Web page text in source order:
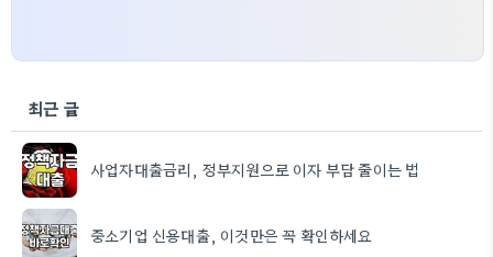
최근 글
사업자대출금리, 정부지원으로 이자 부담 줄이는 법
중소기업 신용대출, 이것만은 꼭 확인하세요